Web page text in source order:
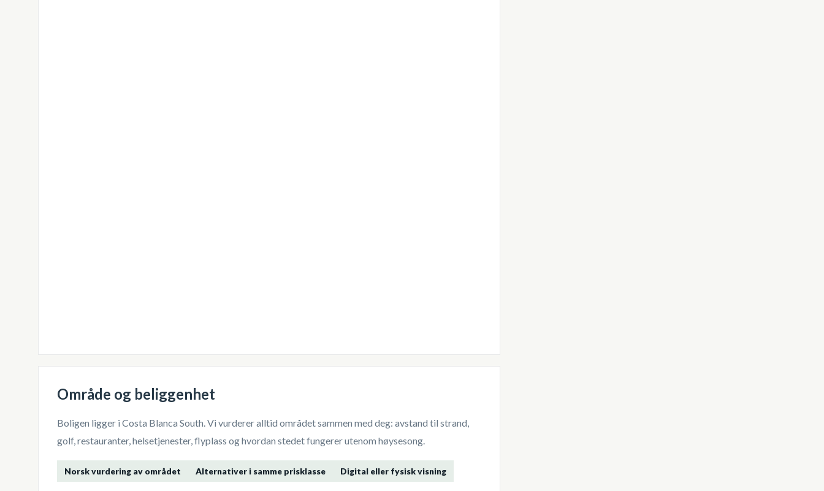
Område og beliggenhet
Boligen ligger i Costa Blanca South. Vi vurderer alltid området sammen med deg: avstand til strand,
golf, restauranter, helsetjenester, flyplass og hvordan stedet fungerer utenom høysesong.
Norsk vurdering av området Alternativer i samme prisklasse Digital eller fysisk visning